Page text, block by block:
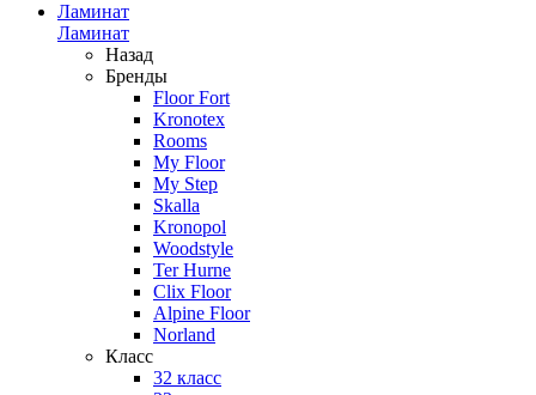
Ламинат
Ламинат
Назад
Бренды
Floor Fort
Kronotex
Rooms
My Floor
My Step
Skalla
Kronopol
Woodstyle
Ter Hurne
Clix Floor
Alpine Floor
Norland
Класс
32 класс